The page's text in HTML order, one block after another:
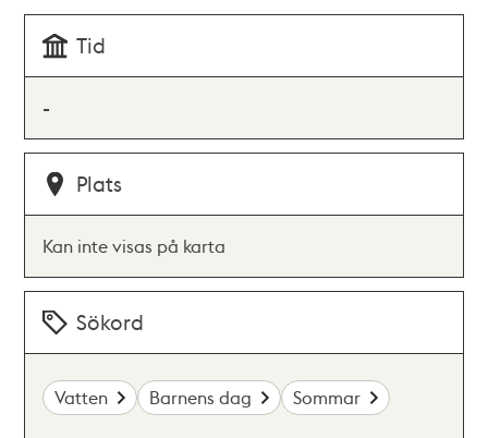
Tid
-
Plats
Kan inte visas på karta
Sökord
Vatten Barnens dag Sommar